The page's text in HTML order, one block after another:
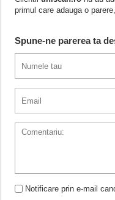
primul care adauga o
Spune-ne parerea ta
Notificare prin e-mail